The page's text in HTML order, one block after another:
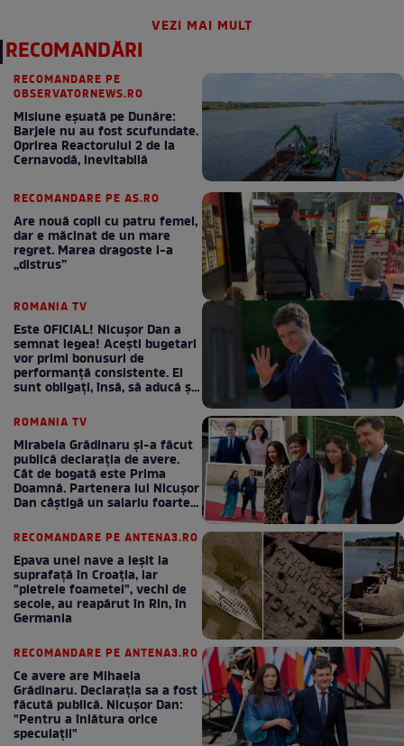
VEZI MAI MULT
RECOMANDĂRI
RECOMANDARE PE
OBSERVATORNEWS.RO
Misiune eșuată pe Dunăre:
Barjele nu au fost scufundate.
Oprirea Reactorului 2 de la
Cernavodă, inevitabilă
RECOMANDARE PE AS.RO
Are nouă copii cu patru femei,
dar e măcinat de un mare
regret. Marea dragoste l-a
„distrus”
ROMANIA TV
Este OFICIAL! Nicușor Dan a
semnat legea! Acești bugetari
vor primi bonusuri de
performanță consistente. Ei
sunt obligați, însă, să aducă și
ROMANIA TV
Mirabela Grădinaru și-a făcut
publică declarația de avere.
Cât de bogată este Prima
Doamnă. Partenera lui Nicușor
Dan câștigă un salariu foarte
RECOMANDARE PE ANTENA3.RO
Epava unei nave a ieșit la
suprafață în Croația, iar
"pietrele foametei", vechi de
secole, au reapărut în Rin, în
Germania
RECOMANDARE PE ANTENA3.RO
Ce avere are Mihaela
Grădinaru. Declarația sa a fost
făcută publică. Nicușor Dan:
"Pentru a înlătura orice
speculații"